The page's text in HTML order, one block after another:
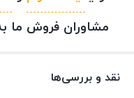
مشاوران فروش ما
نقد و بررسی‌ها